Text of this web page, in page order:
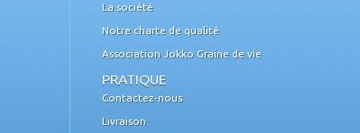
La société
Notre charte de qualité
Association Jokko Graine de vie
PRATIQUE
Contactez-nous
Livraison